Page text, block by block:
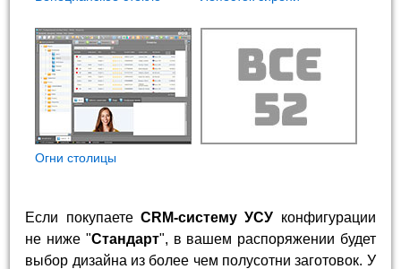
Огни столицы
Если покупаете CRM-систему УСУ конфигурации
не ниже "Стандарт", в вашем распоряжении будет
выбор дизайна из более чем полусотни заготовок. У